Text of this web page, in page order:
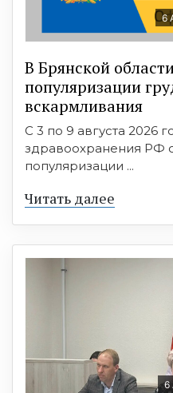
6
В Брянской
популяризации
вскармливания
С 3 по 9 августа 2026
здравоохранения РФ
популяризации ...
Читать далее
6